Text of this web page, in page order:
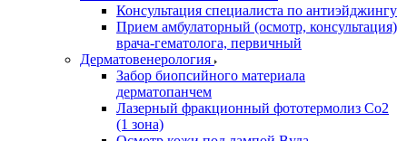
Консультация специалиста по антиэйджингу
Прием амбулаторный (осмотр, консультация)
врача-гематолога, первичный
Дерматовенерология
Забор биопсийного материала
дерматопанчем
Лазерный фракционный фототермолиз Со2
(1 зона)